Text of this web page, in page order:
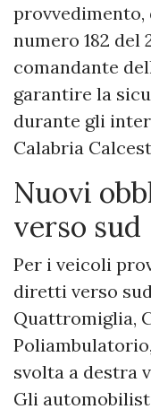
provvedimento,
numero 182 del
comandante
garantire la
durante gli
Calabria
Nuovi
verso sud
Per i veicoli
diretti verso
Quattromiglia,
svolta a destra
Gli